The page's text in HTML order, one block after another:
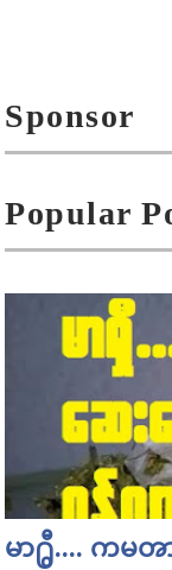
Sponsor
Popular
မာ႐ွီ.... ကမၻ